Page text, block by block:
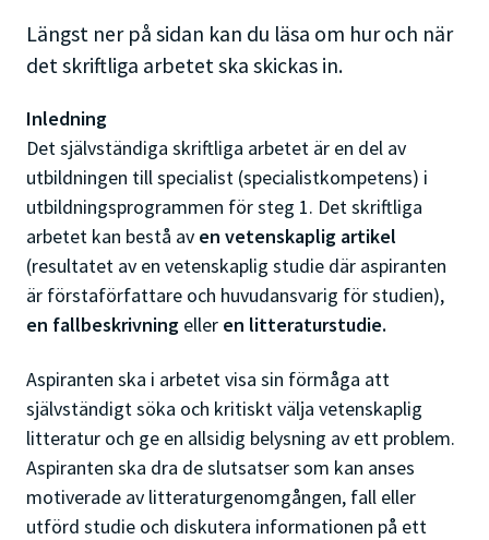
Längst ner på sidan kan du läsa om hur och när
det skriftliga arbetet ska skickas in.
Inledning
Det självständiga skriftliga arbetet är en del av
utbildningen till specialist (specialistkompetens) i
utbildningsprogrammen för steg 1. Det skriftliga
arbetet kan bestå av en vetenskaplig artikel
(resultatet av en vetenskaplig studie där aspiranten
är förstaförfattare och huvudansvarig för studien),
en fallbeskrivning eller en litteraturstudie.
Aspiranten ska i arbetet visa sin förmåga att
självständigt söka och kritiskt välja vetenskaplig
litteratur och ge en allsidig belysning av ett problem.
Aspiranten ska dra de slutsatser som kan anses
motiverade av litteraturgenomgången, fall eller
utförd studie och diskutera informationen på ett